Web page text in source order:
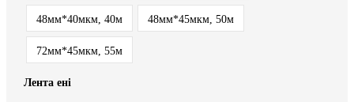
48мм*40мкм, 40м 48мм*45мкм, 50м
72мм*45мкм, 55м
Лента ені